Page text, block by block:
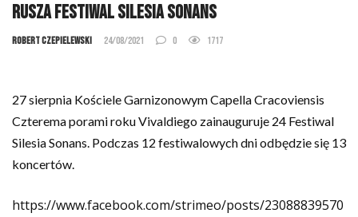
Rusza festiwal Silesia Sonans
Robert Czepielewski 24/08/2021 0 1717
27 sierpnia Kościele Garnizonowym Capella Cracoviensis
Czterema porami roku Vivaldiego zainauguruje 24 Festiwal
Silesia Sonans. Podczas 12 festiwalowych dni odbędzie się 13
koncertów.
https://www.facebook.com/strimeo/posts/23088839570